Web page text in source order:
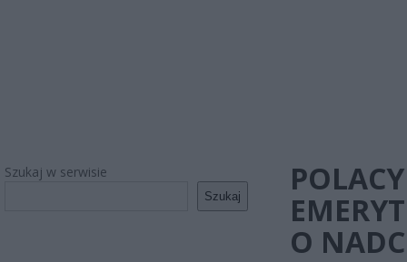
Szukaj w serwisie
Szukaj
O